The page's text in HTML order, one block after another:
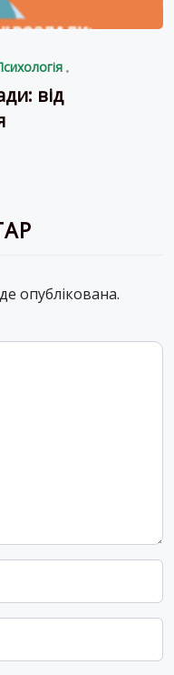
від
опублікована.